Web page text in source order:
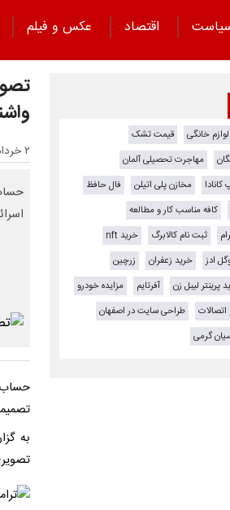
اقتصاد عکس و فیلم
۲ خرداد ۱۴۰۵ - ۱۱:۳۸
حساب
به
خانگی
قیمت تشک
مهاجرت تحصیلی آلمان
مخازن پلی اتیلن
فال حافظ
کافه مناسب کار و مطالعه
ثبت نام کالابرگ
خرید nft
ادز
خرید زعفران
زرچین
پرینتر لیبل زن آفرتایم
مزایده خودرو
اتصالات
طراحی سایت در اصفهان
گرمی